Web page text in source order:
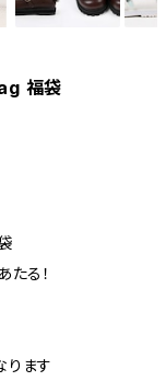
福袋
る！
ります